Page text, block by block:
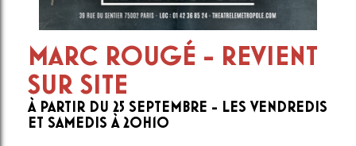
MARC ROUGÉ - REVIENT
SUR SITE
À PARTIR DU 25 SEPTEMBRE - LES VENDREDIS
ET SAMEDIS À 20H10